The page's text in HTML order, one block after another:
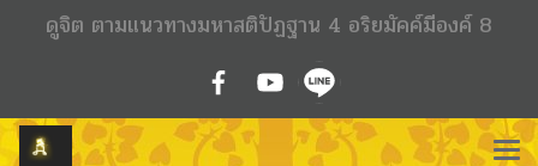
ดูจิต ตามแนวทางมหาสติปัฏฐาน 4 อริยมัคค์มีองค์ 8